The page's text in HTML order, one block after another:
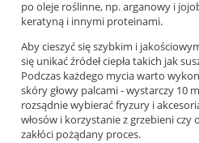
po oleje roślinne, np. arganowy i
keratyną i innymi proteinami.
Aby cieszyć się szybkim i
się unikać źródeł ciepła takich jak
Podczas każdego mycia warto
skóry głowy palcami - wystarczy 10
rozsądnie wybierać fryzury i
włosów i korzystanie z grzebieni czy
zakłóci pożądany proces.